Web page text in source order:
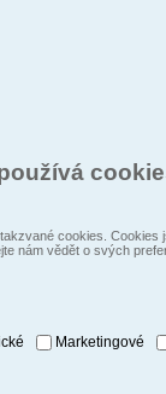
cookies.
nám vědět o svých
Marketingové